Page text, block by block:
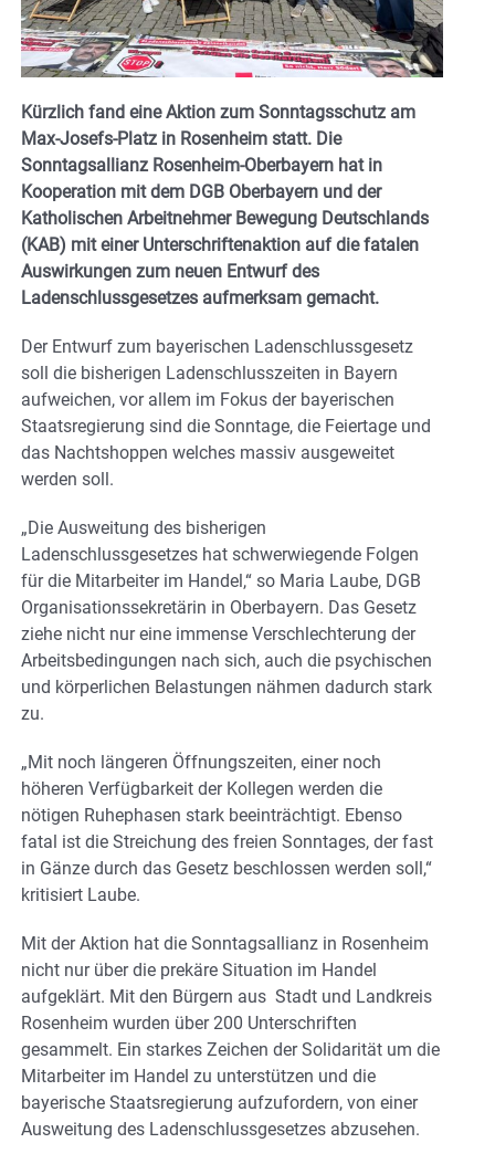
Kürzlich fand eine Aktion zum Sonntagsschutz am
Max-Josefs-Platz in Rosenheim statt. Die
Sonntagsallianz Rosenheim-Oberbayern hat in
Kooperation mit dem DGB Oberbayern und der
Katholischen Arbeitnehmer Bewegung Deutschlands
(KAB) mit einer Unterschriftenaktion auf die fatalen
Auswirkungen zum neuen Entwurf des
Ladenschlussgesetzes aufmerksam gemacht.
Der Entwurf zum bayerischen Ladenschlussgesetz
soll die bisherigen Ladenschlusszeiten in Bayern
aufweichen, vor allem im Fokus der bayerischen
Staatsregierung sind die Sonntage, die Feiertage und
das Nachtshoppen welches massiv ausgeweitet
werden soll.
„Die Ausweitung des bisherigen
Ladenschlussgesetzes hat schwerwiegende Folgen
für die Mitarbeiter im Handel,“ so Maria Laube, DGB
Organisationssekretärin in Oberbayern. Das Gesetz
ziehe nicht nur eine immense Verschlechterung der
Arbeitsbedingungen nach sich, auch die psychischen
und körperlichen Belastungen nähmen dadurch stark
zu.
„Mit noch längeren Öffnungszeiten, einer noch
höheren Verfügbarkeit der Kollegen werden die
nötigen Ruhephasen stark beeinträchtigt. Ebenso
fatal ist die Streichung des freien Sonntages, der fast
in Gänze durch das Gesetz beschlossen werden soll,“
kritisiert Laube.
Mit der Aktion hat die Sonntagsallianz in Rosenheim
nicht nur über die prekäre Situation im Handel
aufgeklärt. Mit den Bürgern aus Stadt und Landkreis
Rosenheim wurden über 200 Unterschriften
gesammelt. Ein starkes Zeichen der Solidarität um die
Mitarbeiter im Handel zu unterstützen und die
bayerische Staatsregierung aufzufordern, von einer
Ausweitung des Ladenschlussgesetzes abzusehen.